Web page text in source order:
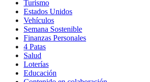
Turismo
Estados Unidos
Vehículos
Semana Sostenible
Finanzas Personales
4 Patas
Salud
Loterías
Educación